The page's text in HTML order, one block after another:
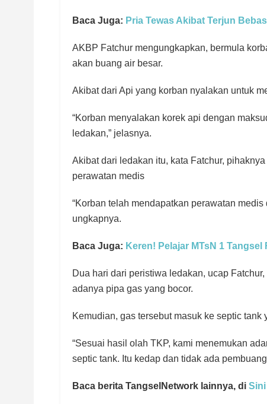
Baca Juga: Pria Tewas Akibat Terjun
AKBP Fatchur mengungkapkan, bermula
akan buang air besar.
Akibat dari Api yang korban nyalakan untuk
“Korban menyalakan korek api dengan
ledakan,” jelasnya.
Akibat dari ledakan itu, kata Fatchur,
perawatan medis
“Korban telah mendapatkan perawatan
ungkapnya.
Baca Juga: Keren! Pelajar MTsN 1
Dua hari dari peristiwa ledakan, ucap
adanya pipa gas yang bocor.
Kemudian, gas tersebut masuk ke septic
“Sesuai hasil olah TKP, kami menemukan
septic tank. Itu kedap dan tidak ada
Baca berita TangselNetwork lainnya, di Sini